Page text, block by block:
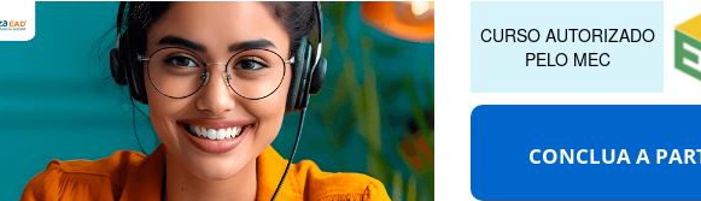
CURSO AUTORIZADO
PELO MEC
CONCLUA A